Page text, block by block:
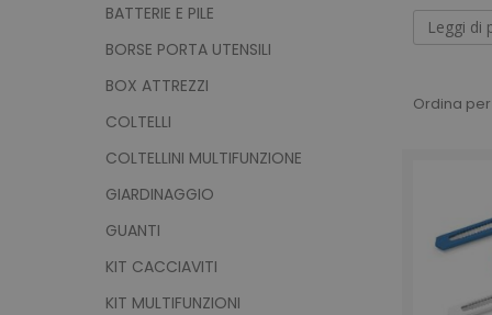
Ordina per
le
Se
po' di
buon
cui non
Leggi di
BATTERIE E PILE
BORSE PORTA UTENSILI
BOX ATTREZZI
COLTELLI
COLTELLINI MULTIFUNZIONE
GIARDINAGGIO
GUANTI
KIT CACCIAVITI
KIT MULTIFUNZIONI